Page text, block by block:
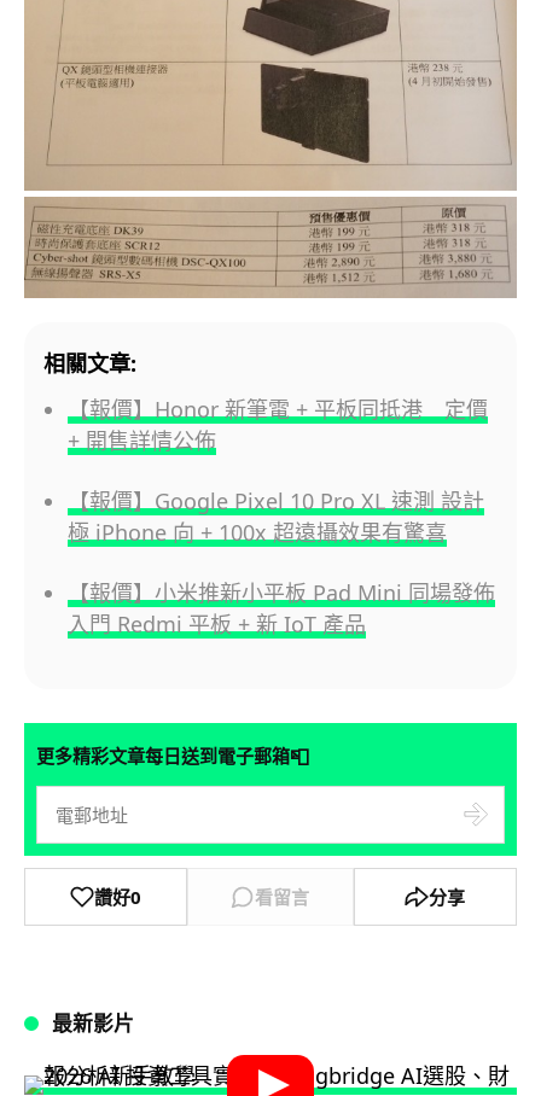
相關文章:
【報價】Honor 新筆電 + 平板同抵港 定價
+ 開售詳情公佈
【報價】Google Pixel 10 Pro XL 速測 設計
極 iPhone 向 + 100x 超遠攝效果有驚喜
【報價】小米推新小平板 Pad Mini 同場發佈
入門 Redmi 平板 + 新 IoT 產品
更多精彩文章每日送到電子郵箱📮
讚好0 看留言 分享
最新影片